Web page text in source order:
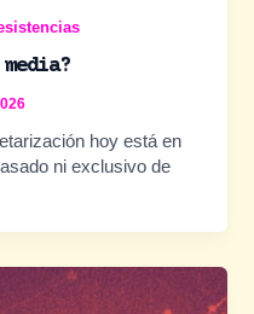
hoy está en
ni exclusivo de